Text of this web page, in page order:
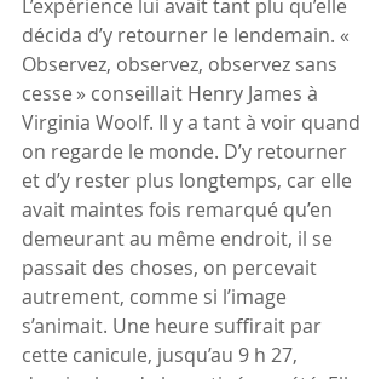
L’expérience lui avait tant plu qu’elle
décida d’y retourner le lendemain. «
Observez, observez, observez sans
cesse » conseillait Henry James à
Virginia Woolf. Il y a tant à voir quand
on regarde le monde. D’y retourner
et d’y rester plus longtemps, car elle
avait maintes fois remarqué qu’en
demeurant au même endroit, il se
passait des choses, on percevait
autrement, comme si l’image
s’animait. Une heure suffirait par
cette canicule, jusqu’au 9 h 27,